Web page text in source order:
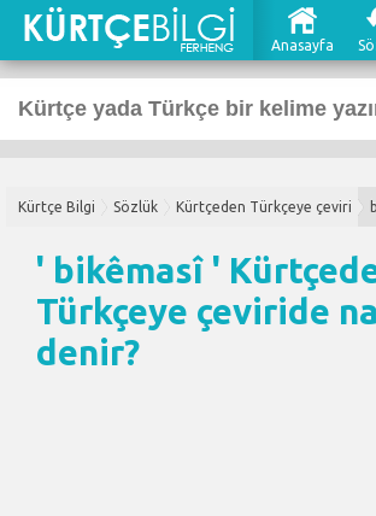
Anasayfa
Kürtçe Bilgi Sözlük Kürtçeden Türkçeye çeviri
' bikêmasî '
Türkçeye çeviride
denir?